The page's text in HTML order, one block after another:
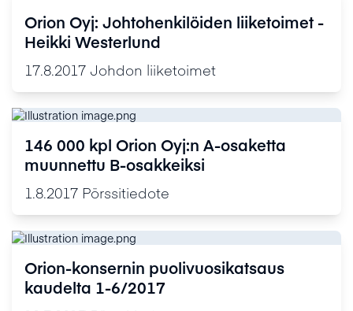
Orion Oyj: Johtohenkilöiden liiketoimet -
Heikki Westerlund
17.8.2017 Johdon liiketoimet
146 000 kpl Orion Oyj:n A-osaketta
muunnettu B-osakkeiksi
1.8.2017 Pörssitiedote
Orion-konsernin puolivuosikatsaus
kaudelta 1-6/2017